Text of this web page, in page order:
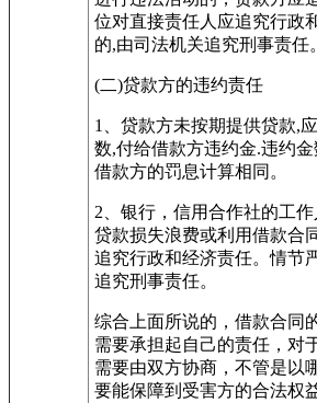
位对直接责任人应追究行政
的,由司法机关追究刑事责任。
(二)贷款方的违约责任
1、贷款方未按期提供贷款,
数,付给借款方违约金.违约
借款方的罚息计算相同。
2、银行，信用合作社的工
贷款损失浪费或利用借款合
追究行政和经济责任。情节
追究刑事责任。
综合上面所说的，借款合同
需要承担起自己的责任，对
需要由双方协商，不管是以
要能保障到受害方的合法权